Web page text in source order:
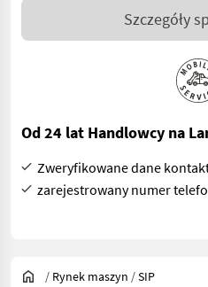
Szczegóły
Od 24 lat Handlowcy na
Zweryfikowane dane
zarejestrowany numer
/ Rynek maszyn /SIP